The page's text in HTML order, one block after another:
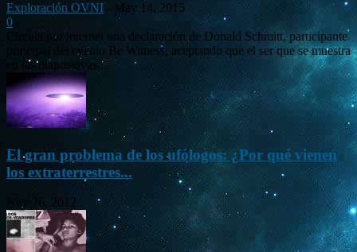
Exploración OVNI - May 14, 2015
0
Circula por internet una declaración de Donald Schmitt, participante
principal del evento Be Witness, aceptando que el ser que se muestra
en las diapositivas...
El gran problema de los ufólogos: ¿Por qué vienen
los extraterrestres...
Nov 26, 2012